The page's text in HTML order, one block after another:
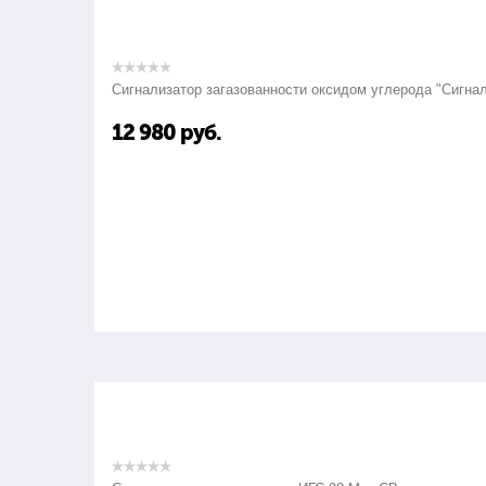
Сигнализатор загазованности оксидом углерода
12 980 руб.